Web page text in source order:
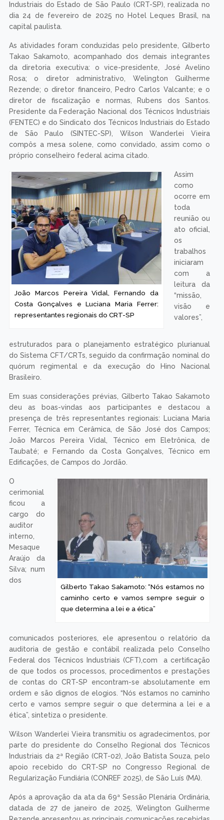
Industriais do Estado de São Paulo (CRT-SP), realizada no
dia 24 de fevereiro de 2025 no Hotel Leques Brasil, na
capital paulista.
As atividades foram conduzidas pelo presidente, Gilberto
Takao Sakamoto, acompanhado dos demais integrantes
da diretoria executiva: o vice-presidente, José Avelino
Rosa; o diretor administrativo, Welington Guilherme
Rezende; o diretor financeiro, Pedro Carlos Valcante; e o
diretor de fiscalização e normas, Rubens dos Santos.
Presidente da Federação Nacional dos Técnicos Industriais
(FENTEC) e do Sindicato dos Técnicos Industriais do Estado
de São Paulo (SINTEC-SP), Wilson Wanderlei Vieira
compôs a mesa solene, como convidado, assim como o
próprio conselheiro federal acima citado.
João Marcos Pereira Vidal, Fernando da
Costa Gonçalves e Luciana Maria Ferrer:
representantes regionais do CRT-SP
Assim
como
ocorre em
toda
reunião ou
ato oficial,
os
trabalhos
iniciaram
com a
leitura da
“missão,
visão e
valores”,
estruturados para o planejamento estratégico plurianual
do Sistema CFT/CRTs, seguido da confirmação nominal do
quórum regimental e da execução do Hino Nacional
Brasileiro.
Em suas considerações prévias, Gilberto Takao Sakamoto
deu as boas-vindas aos participantes e destacou a
presença de três representantes regionais: Luciana Maria
Ferrer, Técnica em Cerâmica, de São José dos Campos;
João Marcos Pereira Vidal, Técnico em Eletrônica, de
Taubaté; e Fernando da Costa Gonçalves, Técnico em
Edificações, de Campos do Jordão.
Gilberto Takao Sakamoto: “Nós estamos no
caminho certo e vamos sempre seguir o
que determina a lei e a ética”
O
cerimonial
ficou a
cargo do
auditor
interno,
Mesaque
Araújo da
Silva; num
dos
comunicados posteriores, ele apresentou o relatório da
auditoria de gestão e contábil realizada pelo Conselho
Federal dos Técnicos Industriais (CFT),com a certificação
de que todos os processos, procedimentos e prestações
de contas do CRT-SP encontram-se absolutamente em
ordem e são dignos de elogios. “Nós estamos no caminho
certo e vamos sempre seguir o que determina a lei e a
ética”, sintetiza o presidente.
Wilson Wanderlei Vieira transmitiu os agradecimentos, por
parte do presidente do Conselho Regional dos Técnicos
Industriais da 2ª Região (CRT-02), João Batista Souza, pelo
apoio recebido do CRT-SP no Congresso Regional de
Regularização Fundiária (CONREF 2025), de São Luís (MA).
Após a aprovação da ata da 69ª Sessão Plenária Ordinária,
datada de 27 de janeiro de 2025, Welington Guilherme